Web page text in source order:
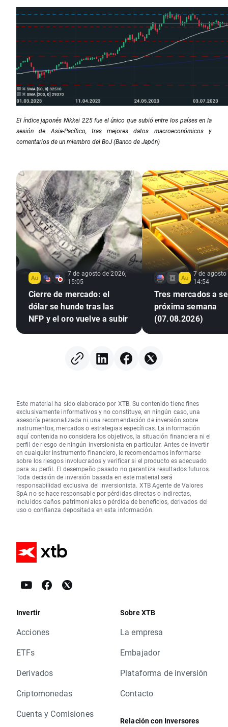
El índice japonés Nikkei 225 fue el único que subió entre los países en la
sesión de Asia-Pacífico, tras mejores datos macroeconómicos y
comentarios de un miembro del BoJ (Banco de Japón)
7 de agosto de 2026,
15:05
Cierre de mercado: el
dólar se hunde tras las
NFP y el oro vuelve a subir
7 de agosto
14:54
Tres mercados a
próxima semana
(07.08.2026)
Este material ha sido elaborado por XTB. Su contenido tiene fines
exclusivamente informativos y no constituye, en ningún caso, una
asesoría personalizada ni una recomendación de inversión sobre
instrumentos, mercados o estrategias específicas. La información
aquí contenida no considera los objetivos, la situación financiera ni el
perfil de riesgo de ningún inversionista en particular. Antes de invertir
en cualquier instrumento financiero, le recomendamos informarse
sobre los riesgos involucrados y verificar si el producto es adecuado
para su perfil. El desempeño pasado no garantiza resultados futuros.
Toda decisión de inversión basada en este material será
responsabilidad exclusiva del inversionista. XTB Agente de Valores
SpA no se hace responsable por pérdidas directas o indirectas,
incluidos daños patrimoniales o pérdida de beneficios, derivados del
uso o confianza depositada en esta información.
Invertir
Acciones
ETFs
Derivados
Criptomonedas
Cuenta y Comisiones
Sobre XTB
La empresa
Embajador
Plataforma de inversión
Contacto
Relación con Inversores